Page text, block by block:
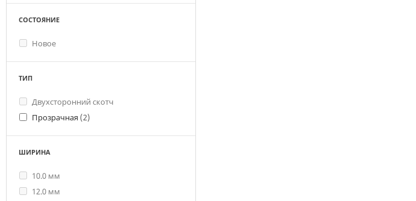
СОСТОЯНИЕ
Новое
ТИП
Двухсторонний скотч
Прозрачная (2)
ШИРИНА
10.0 мм
12.0 мм